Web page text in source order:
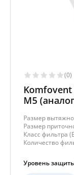
(0)
Komfovent
M5
Размер
Размер
Класс фильтра
Количество
Уровень